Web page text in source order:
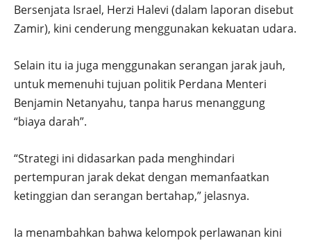
Bersenjata Israel, Herzi Halevi (dalam laporan disebut
Zamir), kini cenderung menggunakan kekuatan udara.
Selain itu ia juga menggunakan serangan jarak jauh,
untuk memenuhi tujuan politik Perdana Menteri
Benjamin Netanyahu, tanpa harus menanggung
“biaya darah”.
“Strategi ini didasarkan pada menghindari
pertempuran jarak dekat dengan memanfaatkan
ketinggian dan serangan bertahap,” jelasnya.
Ia menambahkan bahwa kelompok perlawanan kini